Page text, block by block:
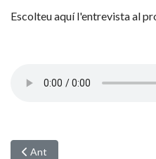
Escolteu aquí l'entrevista al
Article anterior: Taller de
Ant